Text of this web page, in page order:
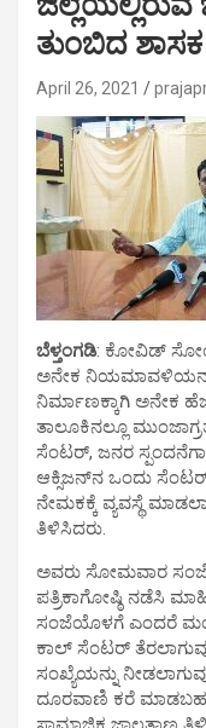
ತುಂಬಿದ ಶಾಸಕ
April 26, 2021
ಬೆಳ್ತಂಗಡಿ: ಕೋವಿಡ್
ಅನೇಕ
ನಿರ್ಮಾಣಕ್ಕಾಗಿ ಅನೇಕ
ತಾಲೂಕಿನಲ್ಲೂ
ಸೆಂಟರ್, ಜನರ
ಆಕ್ಸಿಜನ್‌ನ ಒಂದು ಸೆಂಟರ್
ನೇಮಕಕ್ಕೆ ವ್ಯವಸ್ಥೆ
ತಿಳಿಸಿದರು.
ಅವರು ಸೋಮವಾರ ಸಂಜೆ
ಪತ್ರಿಕಾಗೋಷ್ಠಿ ನಡೆಸಿ
ಸಂಜೆಯೊಳಗೆ ಎಂದರೆ
ಕಾಲ್ ಸೆಂಟರ್
ಸಂಖ್ಯೆಯನ್ನು
ದೂರವಾಣಿ ಕರೆ